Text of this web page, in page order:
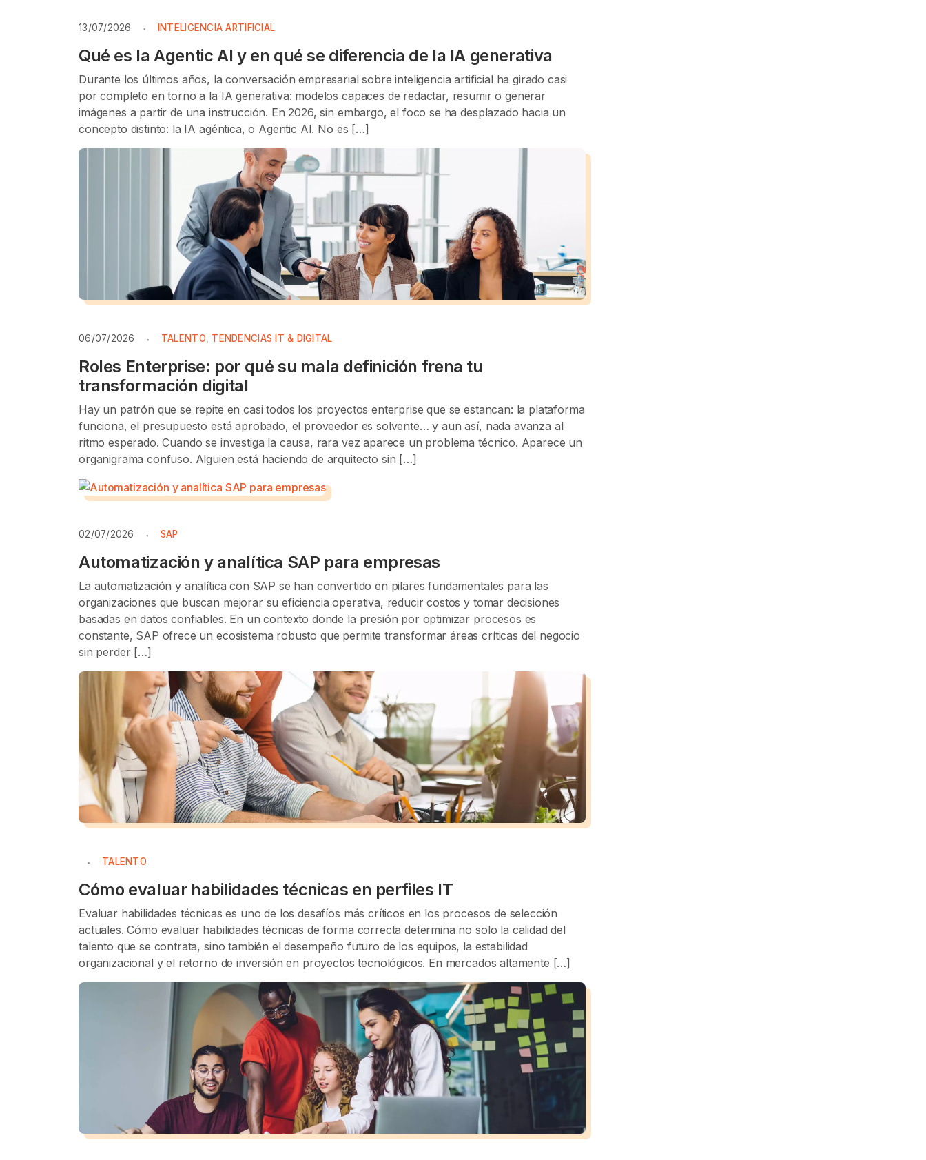
13/07/2026 INTELIGENCIA ARTIFICIAL
Qué es la Agentic AI y en qué se diferencia de la IA generativa
Durante los últimos años, la conversación empresarial sobre inteligencia artificial ha girado casi
por completo en torno a la IA generativa: modelos capaces de redactar, resumir o generar
imágenes a partir de una instrucción. En 2026, sin embargo, el foco se ha desplazado hacia un
concepto distinto: la IA agéntica, o Agentic AI. No es […]
06/07/2026 TALENTO, TENDENCIAS IT & DIGITAL
Roles Enterprise: por qué su mala definición frena tu
transformación digital
Hay un patrón que se repite en casi todos los proyectos enterprise que se estancan: la plataforma
funciona, el presupuesto está aprobado, el proveedor es solvente… y aun así, nada avanza al
ritmo esperado. Cuando se investiga la causa, rara vez aparece un problema técnico. Aparece un
organigrama confuso. Alguien está haciendo de arquitecto sin […]
02/07/2026 SAP
Automatización y analítica SAP para empresas
La automatización y analítica con SAP se han convertido en pilares fundamentales para las
organizaciones que buscan mejorar su eficiencia operativa, reducir costos y tomar decisiones
basadas en datos confiables. En un contexto donde la presión por optimizar procesos es
constante, SAP ofrece un ecosistema robusto que permite transformar áreas críticas del negocio
sin perder […]
TALENTO
Cómo evaluar habilidades técnicas en perfiles IT
Evaluar habilidades técnicas es uno de los desafíos más críticos en los procesos de selección
actuales. Cómo evaluar habilidades técnicas de forma correcta determina no solo la calidad del
talento que se contrata, sino también el desempeño futuro de los equipos, la estabilidad
organizacional y el retorno de inversión en proyectos tecnológicos. En mercados altamente […]